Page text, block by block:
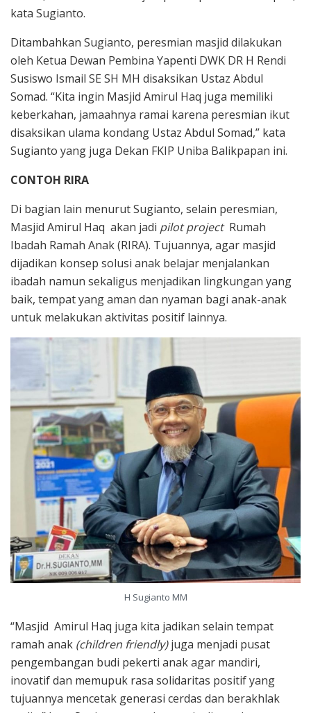
kata Sugianto.
Ditambahkan Sugianto, peresmian masjid dilakukan
oleh Ketua Dewan Pembina Yapenti DWK DR H Rendi
Susiswo Ismail SE SH MH disaksikan Ustaz Abdul
Somad. “Kita ingin Masjid Amirul Haq juga memiliki
keberkahan, jamaahnya ramai karena peresmian ikut
disaksikan ulama kondang Ustaz Abdul Somad,” kata
Sugianto yang juga Dekan FKIP Uniba Balikpapan ini.
CONTOH RIRA
Di bagian lain menurut Sugianto, selain peresmian,
Masjid Amirul Haq akan jadi pilot projectRumah
Ibadah Ramah Anak (RIRA). Tujuannya, agar masjid
dijadikan konsep solusi anak belajar menjalankan
ibadah namun sekaligus menjadikan lingkungan yang
baik, tempat yang aman dan nyaman bagi anak-anak
untuk melakukan aktivitas positif lainnya.
H Sugianto MM
“Masjid Amirul Haq juga kita jadikan selain tempat
ramah anak (children friendly)juga menjadi pusat
pengembangan budi pekerti anak agar mandiri,
inovatif dan memupuk rasa solidaritas positif yang
tujuannya mencetak generasi cerdas dan berakhlak